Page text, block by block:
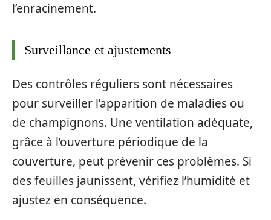
l’enracinement.
Surveillance et ajustements
Des contrôles réguliers sont nécessaires
pour surveiller l’apparition de maladies ou
de champignons. Une ventilation adéquate,
grâce à l’ouverture périodique de la
couverture, peut prévenir ces problèmes. Si
des feuilles jaunissent, vérifiez l’humidité et
ajustez en conséquence.